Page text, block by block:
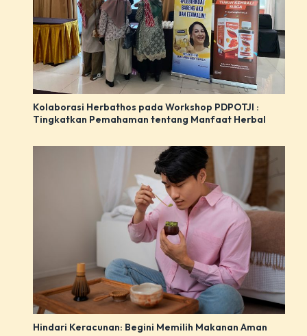
Kolaborasi Herbathos pada Workshop PDPOTJI :
Tingkatkan Pemahaman tentang Manfaat Herbal
Hindari Keracunan: Begini Memilih Makanan Aman